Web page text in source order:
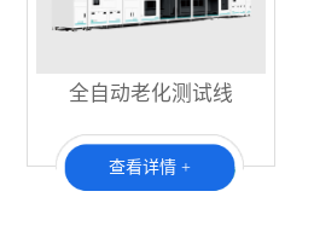
全自动老化测试线
查看详情 +